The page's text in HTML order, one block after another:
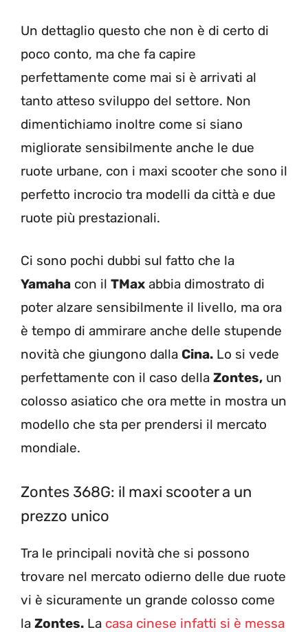
Un dettaglio questo che non è di certo di
poco conto, ma che fa capire
perfettamente come mai si è arrivati al
tanto atteso sviluppo del settore. Non
dimentichiamo inoltre come si siano
migliorate sensibilmente anche le due
ruote urbane, con i maxi scooter che sono il
perfetto incrocio tra modelli da città e due
ruote più prestazionali.
Ci sono pochi dubbi sul fatto che la
Yamaha con il TMax abbia dimostrato di
poter alzare sensibilmente il livello, ma ora
è tempo di ammirare anche delle stupende
novità che giungono dalla Cina. Lo si vede
perfettamente con il caso della Zontes, un
colosso asiatico che ora mette in mostra un
modello che sta per prendersi il mercato
mondiale.
Zontes 368G: il maxi scooter a un
prezzo unico
Tra le principali novità che si possono
trovare nel mercato odierno delle due ruote
vi è sicuramente un grande colosso come
la Zontes. La casa cinese infatti si è messa